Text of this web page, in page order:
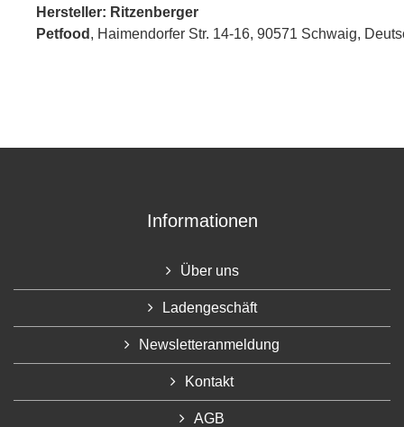
Hersteller: Ritzenberger
Petfood , Haimendorfer Str. 14-16, 90571 Schwaig,
Informationen
Über uns
Ladengeschäft
Newsletteranmeldung
Kontakt
AGB